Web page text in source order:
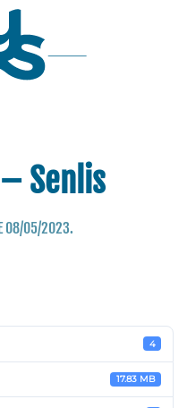
Senlis
08/05/2023.
4
17.83 MB